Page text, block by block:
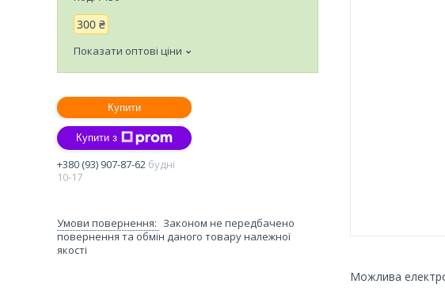
300 ₴
Показати оптові ціни
Купити
Купити з
+380 (93) 907-87-62 будні
10-17
Законом не передбачено
повернення та обмін даного товару належної
якості